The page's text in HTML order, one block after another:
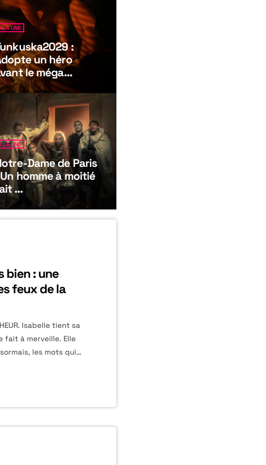
LA UNE
:
un héro
le méga
LA UNE
Dame de Paris
homme à moitié
…
bien : une
feux de la
Isabelle tient sa
fait à merveille. Elle
les mots qui
sur du papier
avoir quitté son